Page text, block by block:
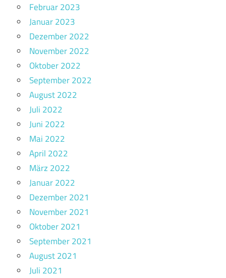
Februar 2023
Januar 2023
Dezember 2022
November 2022
Oktober 2022
September 2022
August 2022
Juli 2022
Juni 2022
Mai 2022
April 2022
März 2022
Januar 2022
Dezember 2021
November 2021
Oktober 2021
September 2021
August 2021
Juli 2021